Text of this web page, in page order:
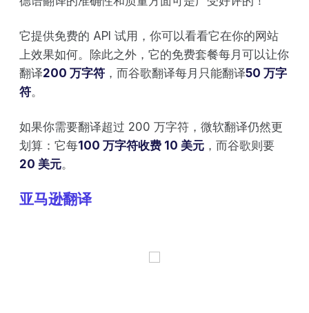
它提供免费的 API 试用，你可以看看它在你的网站
上效果如何。除此之外，它的免费套餐每月可以让你
翻译200 万字符 ，而谷歌翻译每月只能翻译50 万字
符。
如果你需要翻译超过 200 万字符，微软翻译仍然更
划算：它每100 万字符收费 10 美元 ，而谷歌则要
20 美元。
亚马逊翻译